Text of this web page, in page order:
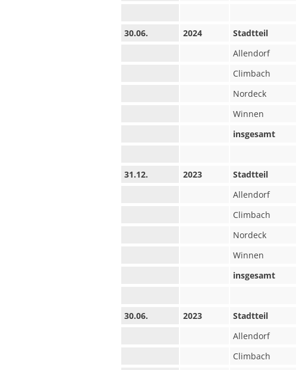
30.06. 2024 Stadtteil
Allendorf
Climbach
Nordeck
Winnen
insgesamt
31.12. 2023 Stadtteil
Allendorf
Climbach
Nordeck
Winnen
insgesamt
30.06. 2023 Stadtteil
Allendorf
Climbach